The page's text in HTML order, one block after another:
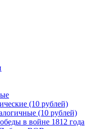
(10 рублей)
(10 рублей)
в войне 1812 года